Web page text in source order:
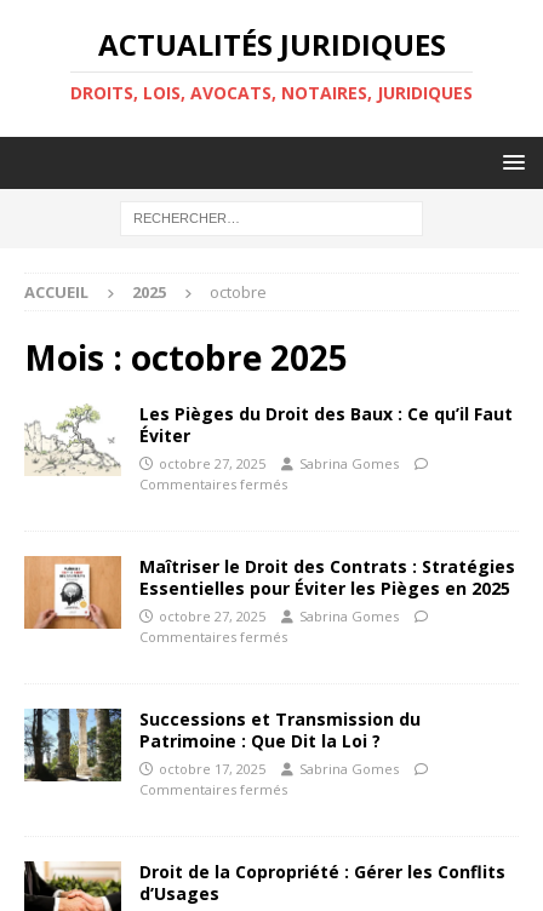
ACTUALITÉS JURIDIQUES
DROITS, LOIS, AVOCATS, NOTAIRES, JURIDIQUES
ACCUEIL 2025 octobre
Mois : octobre 2025
Les Pièges du Droit des Baux : Ce qu’il Faut
Éviter
octobre 27, 2025
Sabrina Gomes
Commentaires fermés
Maîtriser le Droit des Contrats : Stratégies
Essentielles pour Éviter les Pièges en 2025
octobre 27, 2025
Sabrina Gomes
Commentaires fermés
Successions et Transmission du
Patrimoine : Que Dit la Loi ?
octobre 17, 2025
Sabrina Gomes
Commentaires fermés
Droit de la Copropriété : Gérer les Conflits
d’Usages